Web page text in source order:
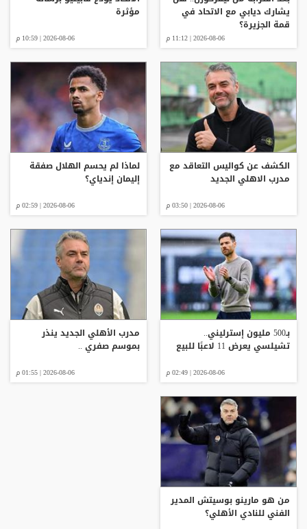
يشارك ديابي مع الاتحاد في
قمة الجزيرة؟
2026-08-06 | 11:12 م
مؤثرة
2026-08-06 | 10:59 م
الكشف عن كواليس التعاقد مع
مدرب الاهلي الجديد
2026-08-06 | 03:50 م
لماذا لم يحسم الهلال صفقة
إليمان إندياي؟
2026-08-06 | 02:59 م
بـ500 مليون إسترليني..
تشيلسي يعرض 11 لاعبًا للبيع
2026-08-06 | 02:49 م
مدرب الأهلي الجديد ينذر
بموسم صفري ..
2026-08-06 | 01:55 م
من هو مارينو بوسيتش المدير
الفني للنادي الأهلي؟